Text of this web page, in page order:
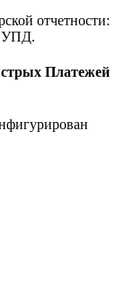
отчетности:
УПД.
Платежей